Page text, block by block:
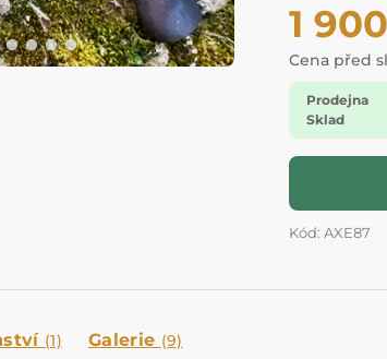
1
Cena před
Prodejna
Sklad
Kód: AXE87
(1) Galerie (9)